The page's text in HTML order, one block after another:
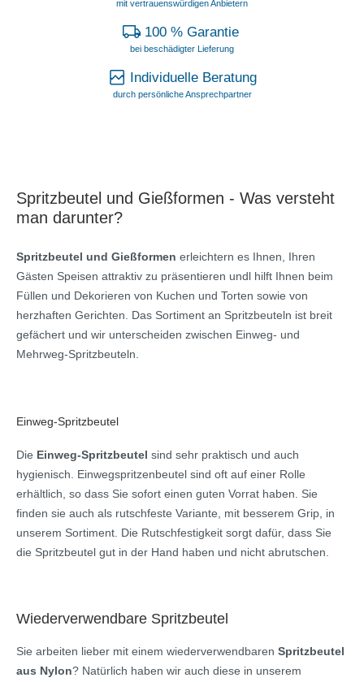
mit vertrauenswürdigen Anbietern
100 % Garantie
bei beschädigter Lieferung
Individuelle Beratung
durch persönliche Ansprechpartner
Spritzbeutel und Gießformen - Was versteht
man darunter?
Spritzbeutel und Gießformen erleichtern es Ihnen, Ihren
Gästen Speisen attraktiv zu präsentieren undl hilft Ihnen beim
Füllen und Dekorieren von Kuchen und Torten sowie von
herzhaften Gerichten. Das Sortiment an Spritzbeuteln ist breit
gefächert und wir unterscheiden zwischen Einweg- und
Mehrweg-Spritzbeuteln.
Einweg-Spritzbeutel
Die Einweg-Spritzbeutel sind sehr praktisch und auch
hygienisch. Einwegspritzenbeutel sind oft auf einer Rolle
erhältlich, so dass Sie sofort einen guten Vorrat haben. Sie
finden sie auch als rutschfeste Variante, mit besserem Grip, in
unserem Sortiment. Die Rutschfestigkeit sorgt dafür, dass Sie
die Spritzbeutel gut in der Hand haben und nicht abrutschen.
Wiederverwendbare Spritzbeutel
Sie arbeiten lieber mit einem wiederverwendbaren Spritzbeutel
aus Nylon? Natürlich haben wir auch diese in unserem